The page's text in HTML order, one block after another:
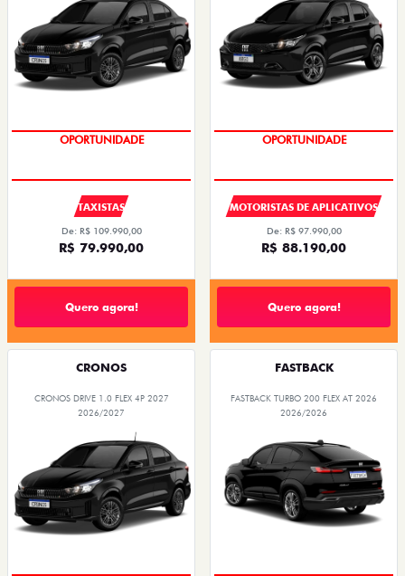
OPORTUNIDADE
TAXISTAS
De: R$ 109.990,00
R$ 79.990,00
Quero agora!
OPORTUNIDADE
MOTORISTAS DE APLICATIVOS
De: R$ 97.990,00
R$ 88.190,00
Quero agora!
CRONOS
CRONOS DRIVE 1.0 FLEX 4P 2027
2026/2027
FASTBACK
FASTBACK TURBO 200 FLEX AT 2026
2026/2026